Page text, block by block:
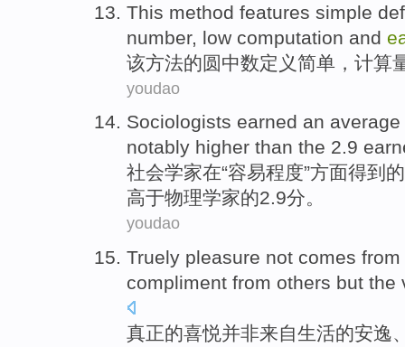
This method features simple
number, low computation and
该方法的圆中数定义简单 ，计算
youdao
Sociologists earned an average
notably higher than the 2.9
社会学家在“容易程度”方面得到 的
高于物理学家的2.9分。
youdao
Truely pleasure not comes from
compliment from others but the
真正的喜悦并非来自生活的安逸